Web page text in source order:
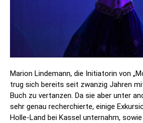
Marion Lindemann, die Initiatorin von
trug sich bereits seit zwanzig Jahren
Buch zu vertanzen. Da sie aber unter
sehr genau recherchierte, einige
Holle-Land bei Kassel unternahm,